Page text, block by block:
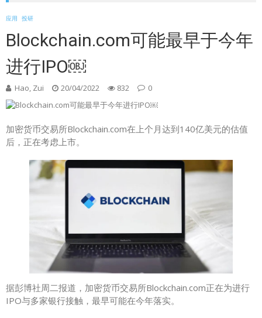
应用 投研
Blockchain.com可能最早于今年
进行IPO￼
Hao, Zui 20/04/2022 832 0
加密货币交易所Blockchain.com在上个月达到140亿美元的估值
后，正在考虑上市。
据彭博社周二报道，加密货币交易所Blockchain.com正在为进行
IPO与多家银行接触，最早可能在今年落实。